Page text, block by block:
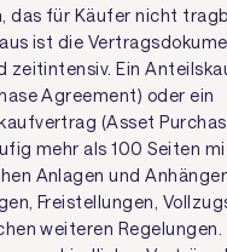
das für Käufer nicht
ist die
zeitintensiv. Ein
Agreement) oder ein
(Asset
mehr als 100 Seiten
Anlagen und
Freistellungen,
weiteren Regelungen.